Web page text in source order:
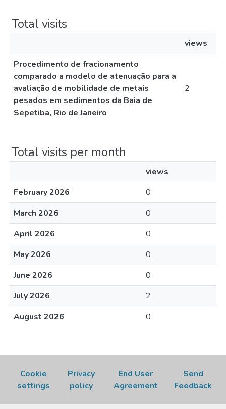
Total visits
views
Procedimento de fracionamento
comparado a modelo de atenuação para a
avaliação de mobilidade de metais
pesados em sedimentos da Baia de
Sepetiba, Rio de Janeiro
2
Total visits per month
views
February 2026
0
March 2026
0
April 2026
0
May 2026
0
June 2026
0
July 2026
2
August 2026
0
Cookie
settings
Privacy
policy
End User
Agreement
Send
Feedback